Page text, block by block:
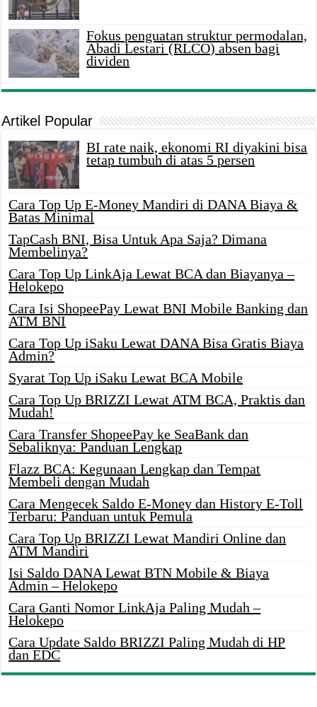
Fokus penguatan struktur permodalan,
Abadi Lestari (RLCO) absen bagi
dividen
Artikel Popular
BI rate naik, ekonomi RI diyakini bisa
tetap tumbuh di atas 5 persen
Cara Top Up E-Money Mandiri di DANA Biaya &
Batas Minimal
TapCash BNI, Bisa Untuk Apa Saja? Dimana
Membelinya?
Cara Top Up LinkAja Lewat BCA dan Biayanya –
Helokepo
Cara Isi ShopeePay Lewat BNI Mobile Banking dan
ATM BNI
Cara Top Up iSaku Lewat DANA Bisa Gratis Biaya
Admin?
Syarat Top Up iSaku Lewat BCA Mobile
Cara Top Up BRIZZI Lewat ATM BCA, Praktis dan
Mudah!
Cara Transfer ShopeePay ke SeaBank dan
Sebaliknya: Panduan Lengkap
Flazz BCA: Kegunaan Lengkap dan Tempat
Membeli dengan Mudah
Cara Mengecek Saldo E-Money dan History E-Toll
Terbaru: Panduan untuk Pemula
Cara Top Up BRIZZI Lewat Mandiri Online dan
ATM Mandiri
Isi Saldo DANA Lewat BTN Mobile & Biaya
Admin – Helokepo
Cara Ganti Nomor LinkAja Paling Mudah –
Helokepo
Cara Update Saldo BRIZZI Paling Mudah di HP
dan EDC